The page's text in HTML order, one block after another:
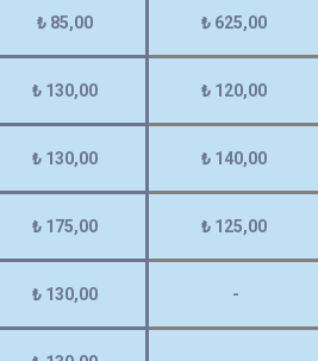
₺ 85,00 ₺ 625,00
₺ 130,00 ₺ 120,00
₺ 130,00 ₺ 140,00
₺ 175,00 ₺ 125,00
₺ 130,00 -